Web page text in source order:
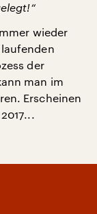
wieder
der
man im
Erscheinen